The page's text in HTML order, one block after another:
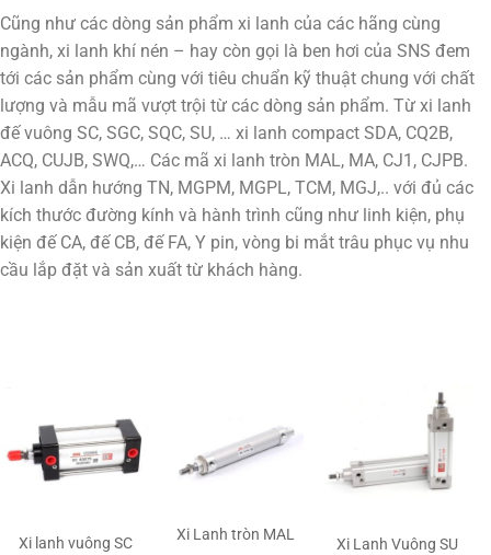
Cũng như các dòng sản phẩm xi lanh của các hãng cùng
ngành, xi lanh khí nén – hay còn gọi là ben hơi của SNS đem
tới các sản phẩm cùng với tiêu chuẩn kỹ thuật chung với chất
lượng và mẫu mã vượt trội từ các dòng sản phẩm. Từ xi lanh
đế vuông SC, SGC, SQC, SU, … xi lanh compact SDA, CQ2B,
ACQ, CUJB, SWQ,… Các mã xi lanh tròn MAL, MA, CJ1, CJPB.
Xi lanh dẫn hướng TN, MGPM, MGPL, TCM, MGJ,.. với đủ các
kích thước đường kính và hành trình cũng như linh kiện, phụ
kiện đế CA, đế CB, đế FA, Y pin, vòng bi mắt trâu phục vụ nhu
cầu lắp đặt và sản xuất từ khách hàng.
Xi lanh vuông SC Xi Lanh tròn MAL
Xi Lanh Vuông SU